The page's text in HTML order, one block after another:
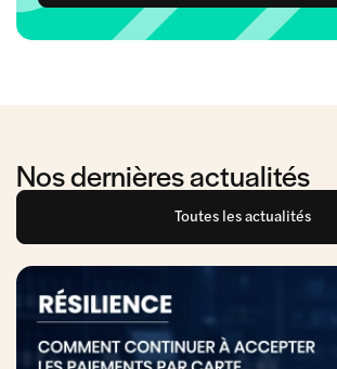
Nos dernières actualités
Toutes les actualités